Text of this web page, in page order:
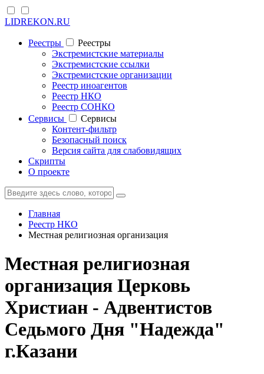
LIDREKON.RU
Реестры
Реестры
Экстремистские материалы
Экстремистские ссылки
Экстремистские организации
Реестр иноагентов
Реестр НКО
Реестр СОНКО
Cервисы
Cервисы
Контент-фильтр
Безопасный поиск
Версия сайта для слабовидящих
Скрипты
О проекте
Главная
Реестр НКО
Местная религиозная организация
Местная религиозная
организация Церковь
Христиан - Адвентистов
Седьмого Дня "Надежда"
г.Казани